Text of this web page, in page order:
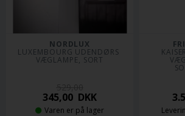
NORDLUX
LUXEMBOURG UDENDØRS
VÆGLAMPE, SORT
345,00 DKK
Varen er på lager